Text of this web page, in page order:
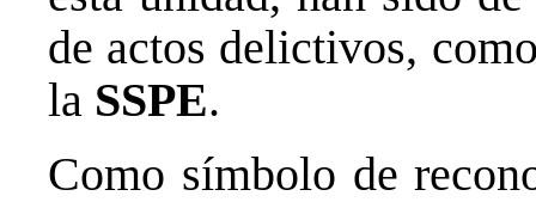
de actos delictivos,
la SSPE.
Como símbolo de